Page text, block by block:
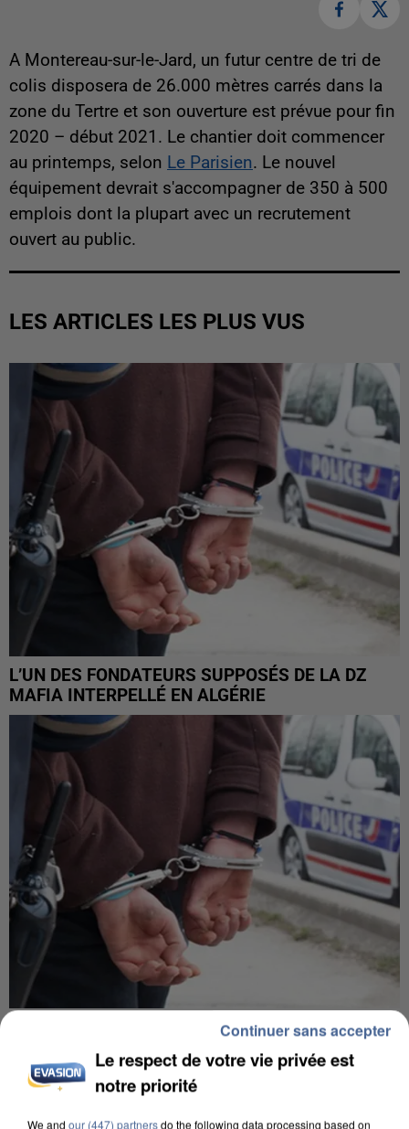
A Montereau-sur-le-Jard, un futur centre de tri de
colis disposera de 26.000 mètres carrés dans la
zone du Tertre et son ouverture est prévue pour fin
2020 – début 2021. Le chantier doit commencer
au printemps, selon Le Parisien. Le nouvel
équipement devrait s'accompagner de 350 à 500
emplois dont la plupart avec un recrutement
ouvert au public.
LES ARTICLES LES PLUS VUS
L’UN DES FONDATEURS SUPPOSÉS DE LA DZ
MAFIA INTERPELLÉ EN ALGÉRIE
UN SECOND CADRE DE LA DZ MAFIA
Le respect de votre vie privée est
notre priorité
We and our (447) partnersdo the following data processing based on
Continuer sans accepter